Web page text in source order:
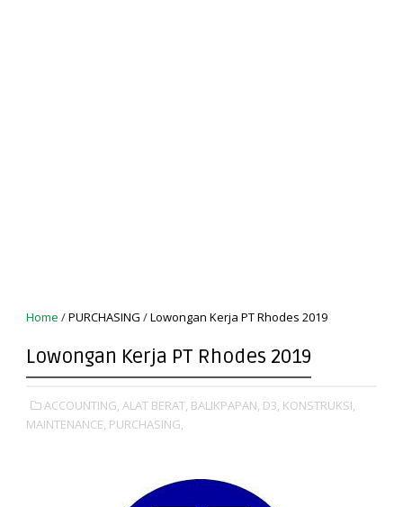
Home /PURCHASING /Lowongan Kerja PT Rhodes 2019
Lowongan Kerja PT Rhodes 2019
ACCOUNTING, ALAT BERAT, BALIKPAPAN, D3, KONSTRUKSI,
MAINTENANCE, PURCHASING,